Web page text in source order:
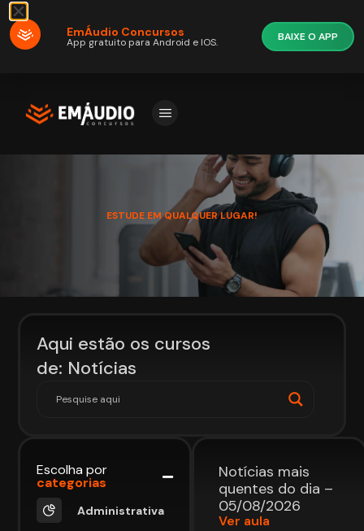
ESTUDE EM QUALQUER LUGAR!
Aqui estão os cursos
de: Notícias
Escolha por
categorias
Administrativa
Notícias mais
quentes do dia –
05/08/2026
Ver aula
EmÁudio Concursos
App gratuito para Android e IOS. BAIXE O APP